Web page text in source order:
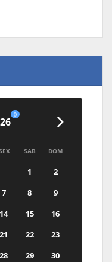
0
SAB DOM
1
2
7 8
9
14 15
16
21 22
23
28 29
30